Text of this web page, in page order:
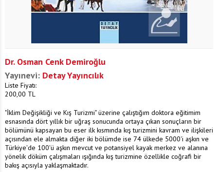
Dr. Osman Cenk Demiroğlu
Yayınevi: Detay Yayıncılık
Liste Fiyatı:
200,00 TL
"İklim Değişikliği ve Kış Turizmi" üzerine çalıştığım doktora eğitimim
esnasında dört yıllık bir uğraş sonucunda ortaya çıkan sonuçların bir
bölümünü kapsayan bu eser ilk kısmında kış turizmini kavram ve ilişkileri
açısından ele almakta diğer iki bölümde ise 74 ülkede 5000'i aşkın ve
Türkiye'de 100'ü aşkın mevcut ve potansiyel kayak merkez ve alanına
yönelik döküm çalışmaları ışığında kış turizmine özellikle coğrafi bir
bakış açısıyla yaklaşmaktadır.